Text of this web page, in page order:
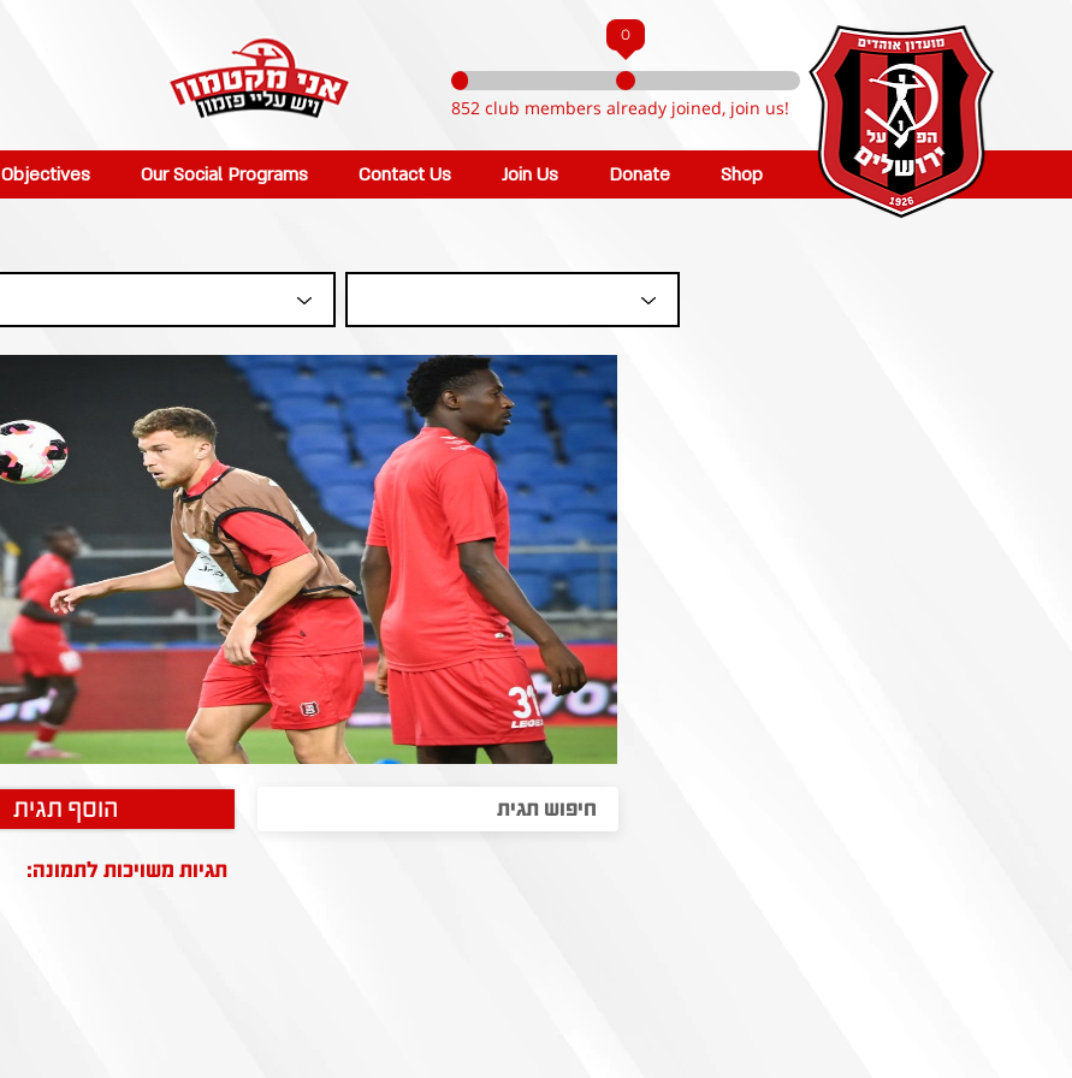
0
852 club members already joined, join us!
Objectives Our Social Programs Contact Us Join Us Donate Shop
הוסף תגית
תגיות משויכות לתמונה: